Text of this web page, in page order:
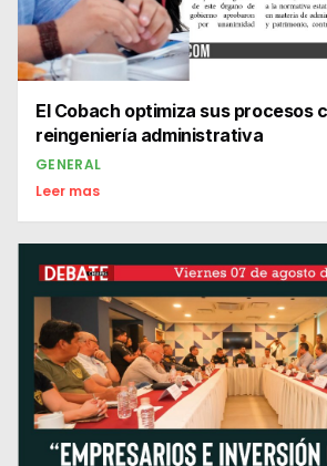
El Cobach optimiza sus procesos
reingeniería administrativa
GENERAL
Leer mas